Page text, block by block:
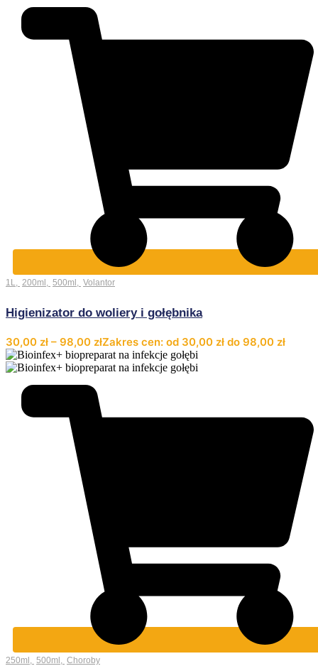
1L, 200ml, 500ml, Volantor
Higienizator do woliery i gołębnika
30,00 zł – 98,00 złZakres cen: od 30,00 zł do 98,00 zł
250ml, 500ml, Choroby